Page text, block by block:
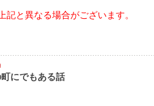
と異なる場合がございます。
町にでもある話